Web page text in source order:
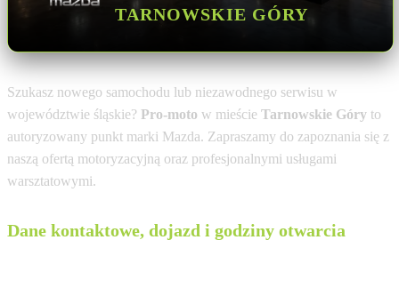
TARNOWSKIE GÓRY
Szukasz nowego samochodu lub niezawodnego serwisu w
województwie śląskie? Pro-moto w mieście Tarnowskie Góry to
autoryzowany punkt marki Mazda. Zapraszamy do zapoznania się z
naszą ofertą motoryzacyjną oraz profesjonalnymi usługami
warsztatowymi.
Dane kontaktowe, dojazd i godziny otwarcia